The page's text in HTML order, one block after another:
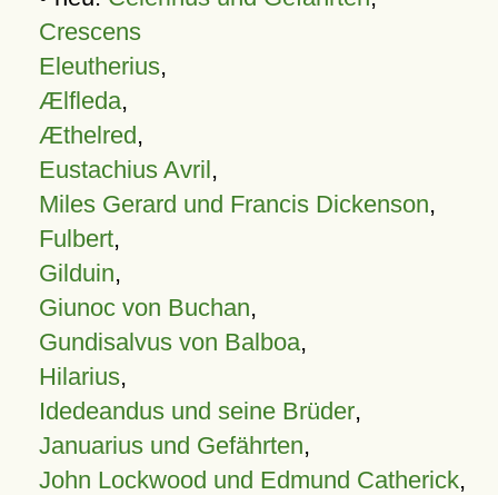
Crescens
Eleutherius,
Ælfleda,
Æthelred,
Eustachius Avril,
Miles Gerard und Francis Dickenson,
Fulbert,
Gilduin,
Giunoc von Buchan,
Gundisalvus von Balboa,
Hilarius,
Idedeandus und seine Brüder,
Januarius und Gefährten,
John Lockwood und Edmund Catherick,